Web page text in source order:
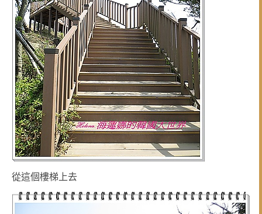
從這個樓梯上去